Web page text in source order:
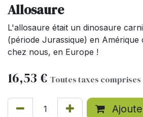
Allosaure
L'allosaure était un dinosaure
(période Jurassique) en Amérique
chez nous, en Europe !
16,53 € Toutes taxes comprises